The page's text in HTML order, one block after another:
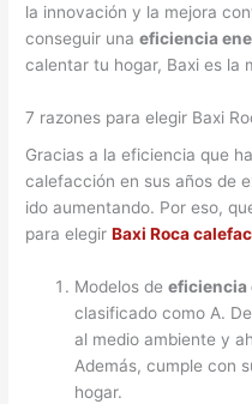
la innovación y la mejora
conseguir unaeficiencia
calentar tu hogar, Baxi es la
7 razones para elegir Baxi
Gracias a la eficiencia que
calefacción en sus años de
ido aumentando. Por eso,
para elegirBaxi Roca
Modelos deeficiencia
clasificado como A.
al medio ambiente y
Además, cumple con
hogar.